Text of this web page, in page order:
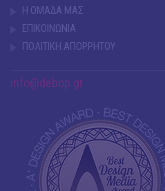
Η ΟΜΑΔΑ ΜΑΣ
ΕΠΙΚΟΙΝΩΝΙΑ
ΠΟΛΙΤΙΚΗ ΑΠΟΡΡΗΤΟΥ
info@debop.gr